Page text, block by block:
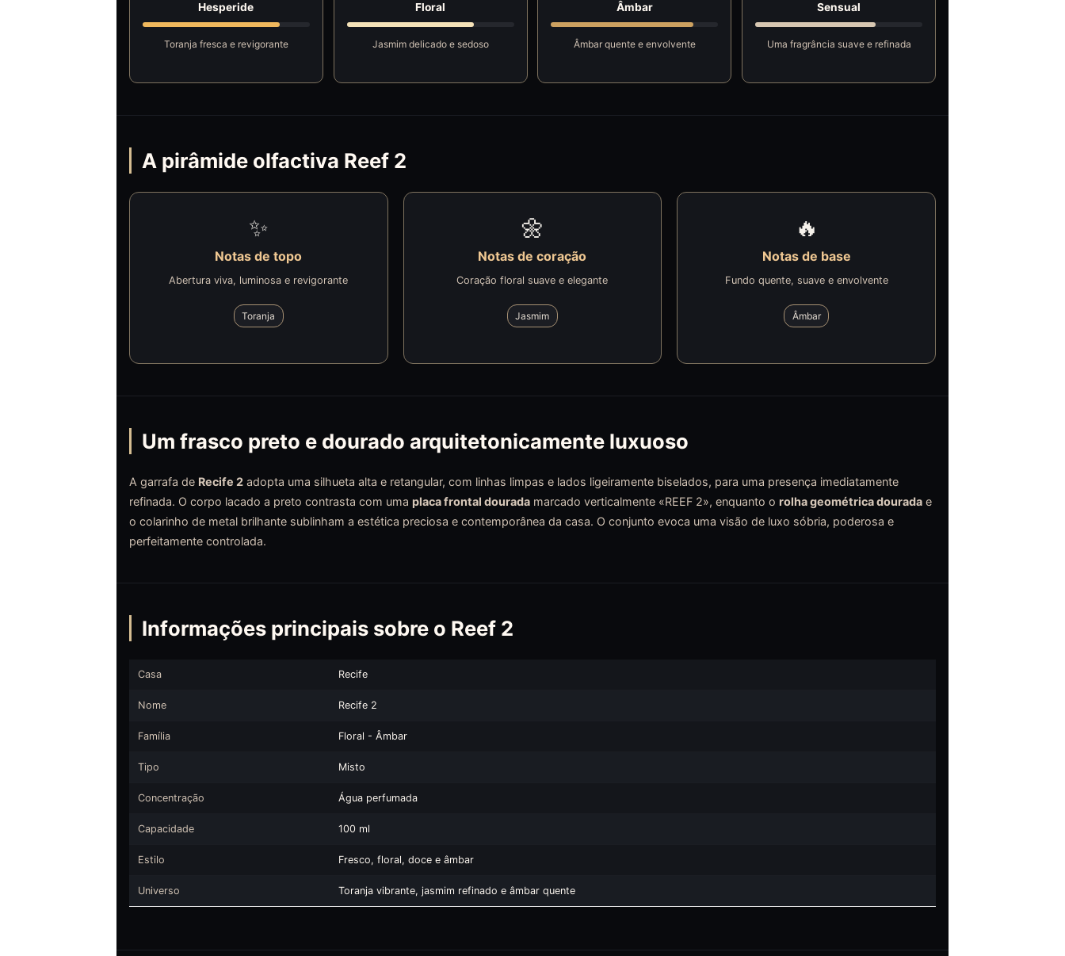
Hesperide
Toranja fresca e revigorante
Floral
Jasmim delicado e sedoso
Âmbar
Âmbar quente e envolvente
Sensual
Uma fragrância suave e refinada
A pirâmide olfactiva Reef 2
✨
Notas de topo
Abertura viva, luminosa e revigorante
Toranja
🌼
Notas de coração
Coração floral suave e elegante
Jasmim
🔥
Notas de base
Fundo quente, suave e envolvente
Âmbar
Um frasco preto e dourado arquitetonicamente luxuoso
A garrafa de Recife 2 adopta uma silhueta alta e retangular, com linhas limpas e lados ligeiramente biselados, para uma presença imediatamente
refinada. O corpo lacado a preto contrasta com uma placa frontal dourada marcado verticalmente «REEF 2», enquanto o rolha geométrica dourada e
o colarinho de metal brilhante sublinham a estética preciosa e contemporânea da casa. O conjunto evoca uma visão de luxo sóbria, poderosa e
perfeitamente controlada.
Informações principais sobre o Reef 2
Casa Recife
Nome Recife 2
Família Floral - Âmbar
Tipo Misto
Concentração Água perfumada
Capacidade 100 ml
Estilo Fresco, floral, doce e âmbar
Universo Toranja vibrante, jasmim refinado e âmbar quente